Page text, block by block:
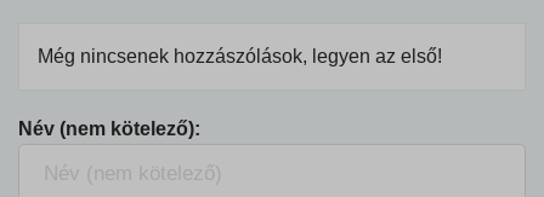
Még nincsenek hozzászólások, legyen az első!
Név (nem kötelező):